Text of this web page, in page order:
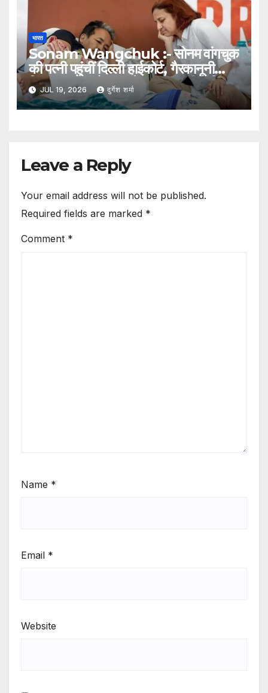
भारत
Sonam Wangchuk :- सोनम वांगचुक
की पत्नी पहुंचीं दिल्ली हाईकोर्ट, गैरकानूनी
हिरासत का आरोप लगाते हुए दायर की याचिका
JUL 19, 2026 दुर्गेश शर्मा
Leave a Reply
Your email address will not be published.
Required fields are marked *
Comment *
Name *
Email *
Website